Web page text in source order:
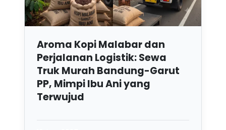
Aroma Kopi Malabar dan
Perjalanan Logistik: Sewa
Truk Murah Bandung-Garut
PP, Mimpi Ibu Ani yang
Terwujud